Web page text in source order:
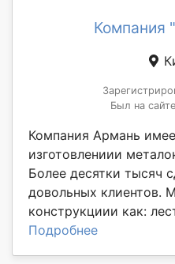
Компания
Был на
Компания Армань
изготовлениии
Более десятки тысяч
довольных клиентов.
конструкциии как:
Подробнее